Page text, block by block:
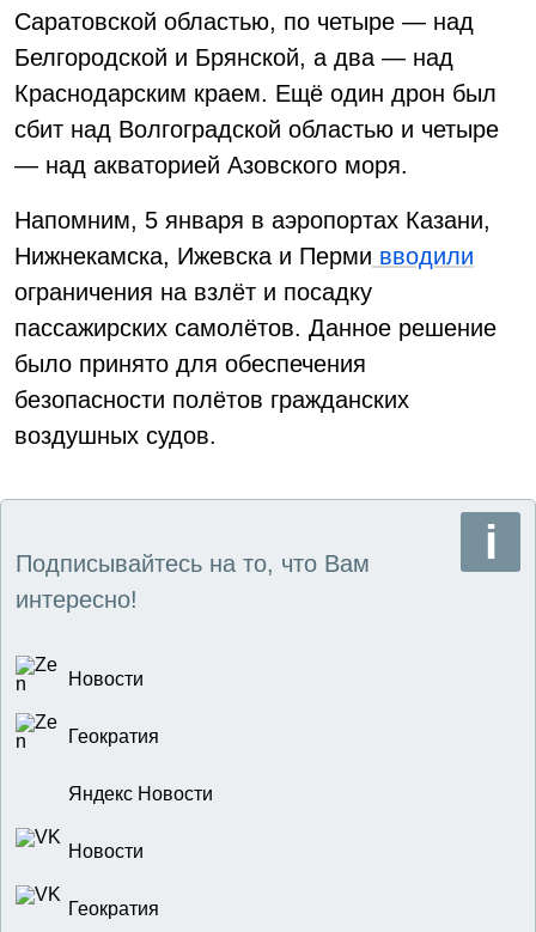
Саратовской областью, по четыре — над
Белгородской и Брянской, а два — над
Краснодарским краем. Ещё один дрон был
сбит над Волгоградской областью и четыре
— над акваторией Азовского моря.
Напомним, 5 января в аэропортах Казани,
Нижнекамска, Ижевска и Перми вводили
ограничения на взлёт и посадку
пассажирских самолётов. Данное решение
было принято для обеспечения
безопасности полётов гражданских
воздушных судов.
Подписывайтесь на то, что Вам
интересно!
Новости
Геократия
Яндекс Новости
Новости
Геократия